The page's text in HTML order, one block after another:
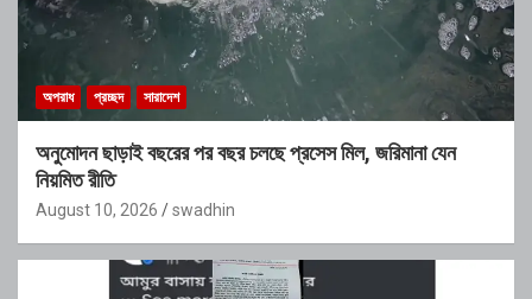
অপরাধ প্রচ্ছদ সারাদেশ
অনুমোদন ছাড়াই বছরের পর বছর চলছে প্রসেস মিল, জরিমানা যেন
নিয়মিত রীতি
August 10, 2026 swadhin